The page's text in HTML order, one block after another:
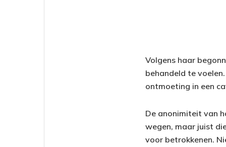
Volgens haar
behandeld te
ontmoeting in een
De anonimiteit van
wegen, maar juist
voor betrokkenen.